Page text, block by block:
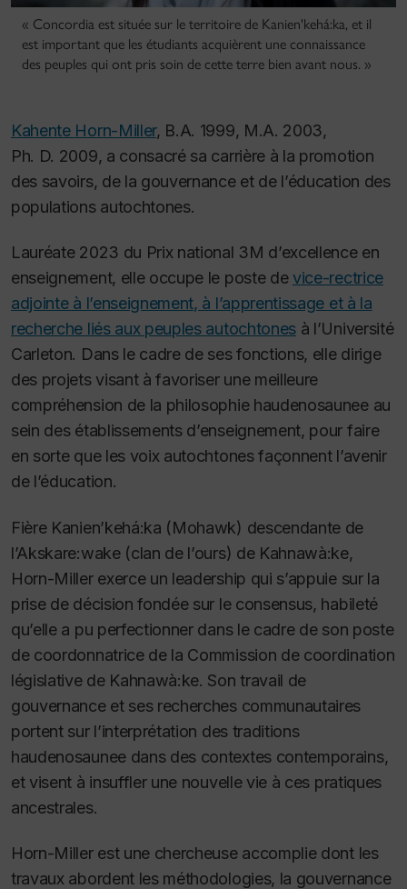
« Concordia est située sur le territoire de Kanien'kehá:ka, et il
est important que les étudiants acquièrent une connaissance
des peuples qui ont pris soin de cette terre bien avant nous. »
Kahente Horn-Miller, B.A. 1999, M.A. 2003,
Ph. D. 2009, a consacré sa carrière à la promotion
des savoirs, de la gouvernance et de l’éducation des
populations autochtones.
Lauréate 2023 du Prix national 3M d’excellence en
enseignement, elle occupe le poste device-rectrice
adjointe à l’enseignement, à l’apprentissage et à la
recherche liés aux peuples autochtones à l’Université
Carleton. Dans le cadre de ses fonctions, elle dirige
des projets visant à favoriser une meilleure
compréhension de la philosophie haudenosaunee au
sein des établissements d’enseignement, pour faire
en sorte que les voix autochtones façonnent l’avenir
de l’éducation.
Fière Kanien’kehá:ka (Mohawk) descendante de
l’Akskare:wake (clan de l’ours) de Kahnawà:ke,
Horn-Miller exerce un leadership qui s’appuie sur la
prise de décision fondée sur le consensus, habileté
qu’elle a pu perfectionner dans le cadre de son poste
de coordonnatrice de la Commission de coordination
législative de Kahnawà:ke. Son travail de
gouvernance et ses recherches communautaires
portent sur l’interprétation des traditions
haudenosaunee dans des contextes contemporains,
et visent à insuffler une nouvelle vie à ces pratiques
ancestrales.
Horn-Miller est une chercheuse accomplie dont les
travaux abordent les méthodologies, la gouvernance